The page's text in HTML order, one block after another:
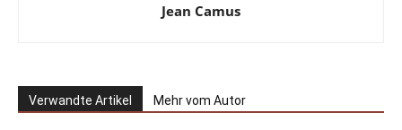
Jean Camus
Verwandte Artikel Mehr vom Autor